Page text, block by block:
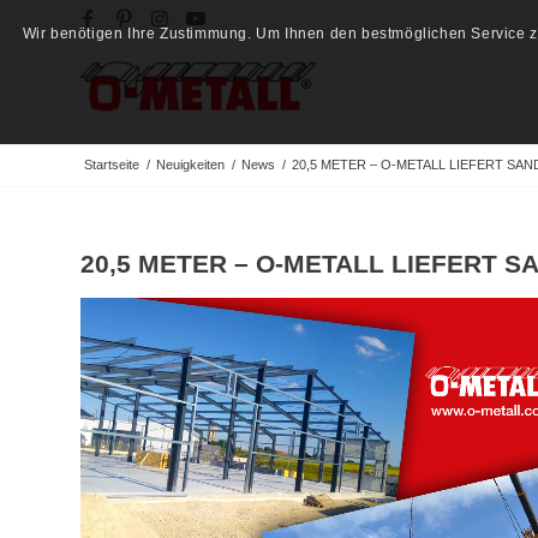
Startseite / Neuigkeiten / News / 20,5 METER – O-METALL LIEFERT
20,5 METER – O-METALL LIEFERT
Wir benötigen Ihre Zustimmung. Um Ihnen den bestmöglichen